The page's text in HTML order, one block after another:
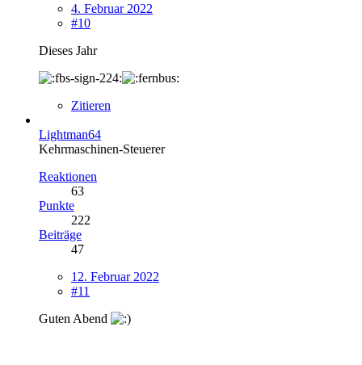
4. Februar 2022
#10
Dieses Jahr
Zitieren
Lightman64
Kehrmaschinen-Steuerer
Reaktionen
63
Punkte
222
Beiträge
47
12. Februar 2022
#11
Guten Abend